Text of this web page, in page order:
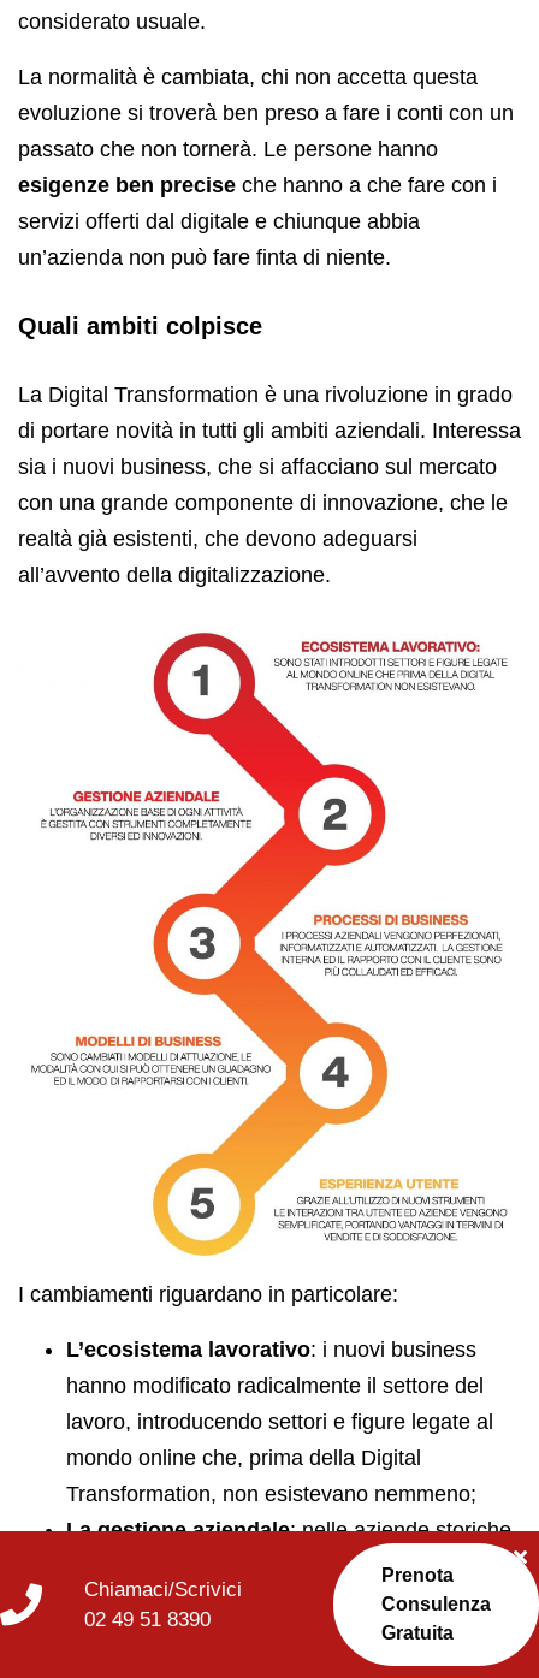
considerato usuale.
La normalità è cambiata, chi non accetta questa
evoluzione si troverà ben preso a fare i conti con un
passato che non tornerà. Le persone hanno
esigenze ben precise che hanno a che fare con i
servizi offerti dal digitale e chiunque abbia
un’azienda non può fare finta di niente.
Quali ambiti colpisce
La Digital Transformation è una rivoluzione in grado
di portare novità in tutti gli ambiti aziendali. Interessa
sia i nuovi business, che si affacciano sul mercato
con una grande componente di innovazione, che le
realtà già esistenti, che devono adeguarsi
all’avvento della digitalizzazione.
I cambiamenti riguardano in particolare:
L’ecosistema lavorativo: i nuovi business
hanno modificato radicalmente il settore del
lavoro, introducendo settori e figure legate al
mondo online che, prima della Digital
Transformation, non esistevano nemmeno;
La gestione aziendale: nelle aziende storiche,
il cambiamento legato alla trasformazione
digitale interessa molti ambiti aziendali, dal
marketing alle attività commerciali.
Chiamaci/Scrivici
02 49 51 8390
Prenota
Consulenza
Gratuita